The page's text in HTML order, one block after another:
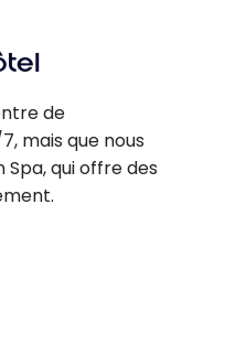
de
mais que nous
Spa, qui offre des